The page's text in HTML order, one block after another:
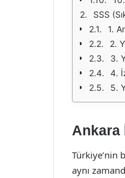
SSS
1.
2.
3.
4.
5.
Ankara
Türkiye’nin
aynı